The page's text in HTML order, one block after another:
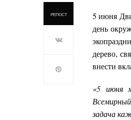
РЕПОСТ
5 июня
день
дерево,
внести
«5 июня
задача